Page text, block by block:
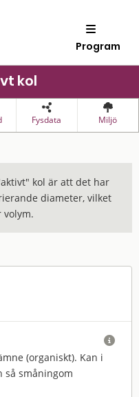
Program
kol
Fysdata Miljö
kol är att det har
diameter, vilket
volym.
(organiskt). Kan i
så småningom
